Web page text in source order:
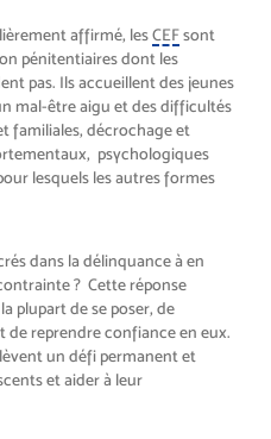
affirmé, lesCEFsont
pénitentiaires dont les
pas. Ils accueillent des jeunes
mal-être aigu et des difficultés
familiales, décrochage et
psychologiques
lesquels les autres formes
dans la délinquance à en
? Cette réponse
plupart de se poser, de
de reprendre confiance en eux.
un défi permanent et
et aider à leur